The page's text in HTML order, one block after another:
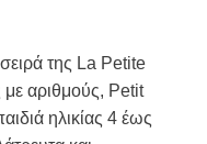
της La Petite
με αριθμούς, Petit
ηλικίας 4 έως